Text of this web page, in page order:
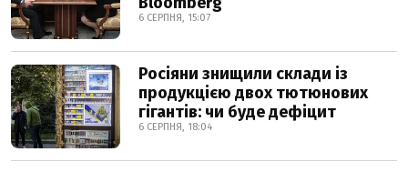
6 СЕРПНЯ, 15:07
Росіяни знищили склади із
продукцією двох тютюнових
гігантів: чи буде дефіцит
6 СЕРПНЯ, 18:04